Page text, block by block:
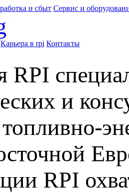
и сбыт Сервис и
Карьера в rpi Контакты
и
RPI